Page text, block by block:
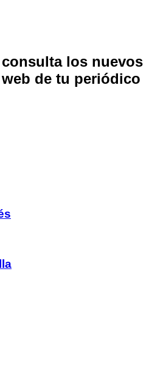
los nuevos
de tu periódico